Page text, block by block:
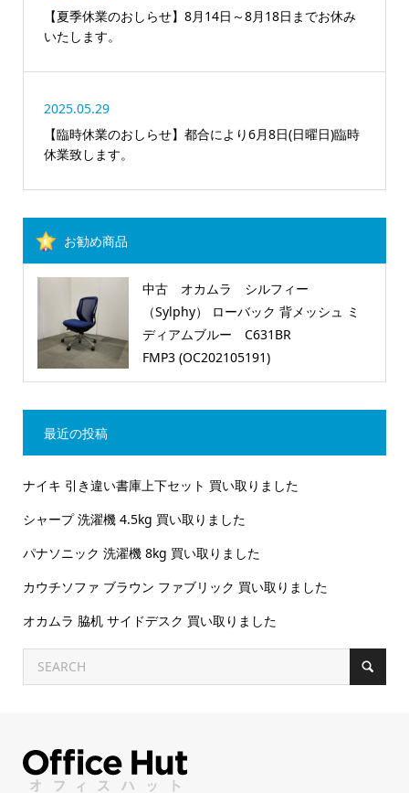
【夏季休業のおしらせ】8月14日～8月18日までお休み
いたします。
2025.05.29
【臨時休業のおしらせ】都合により6月8日(日曜日)臨時
休業致します。
お勧め商品
中古 オカムラ シルフィー
（Sylphy） ローバック 背メッシュ ミ
ディアムブルー C631BR
FMP3 (OC202105191)
最近の投稿
ナイキ 引き違い書庫上下セット 買い取りました
シャープ 洗濯機 4.5kg 買い取りました
パナソニック 洗濯機 8kg 買い取りました
カウチソファ ブラウン ファブリック 買い取りました
オカムラ 脇机 サイドデスク 買い取りました